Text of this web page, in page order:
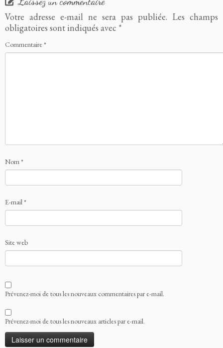
Votre adresse e-mail ne sera pas publiée. Les champs
obligatoires sont indiqués avec *
Commentaire*
Nom*
E-mail*
Site web
Prévenez-moi de tous les nouveaux commentaires par e-mail.
Prévenez-moi de tous les nouveaux articles par e-mail.